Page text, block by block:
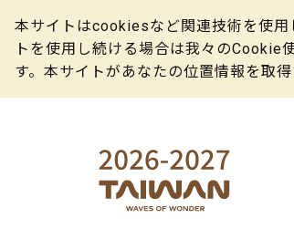
本サイトはcookiesなど関連技術を使用
トを使用し続ける場合は我々のCookie
す。本サイトがあなたの位置情報を取